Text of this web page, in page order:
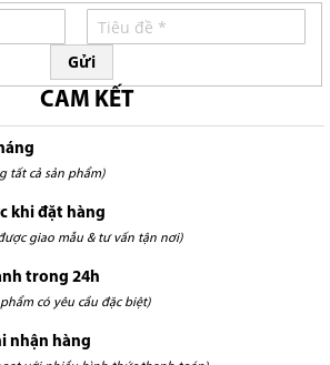
Gửi
CAM KẾT
tất cả sản phẩm)
khi đặt hàng
giao mẫu & tư vấn tận nơi)
trong 24h
có yêu cầu đặc biệt)
nhận hàng